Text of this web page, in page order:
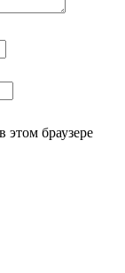
этом браузере